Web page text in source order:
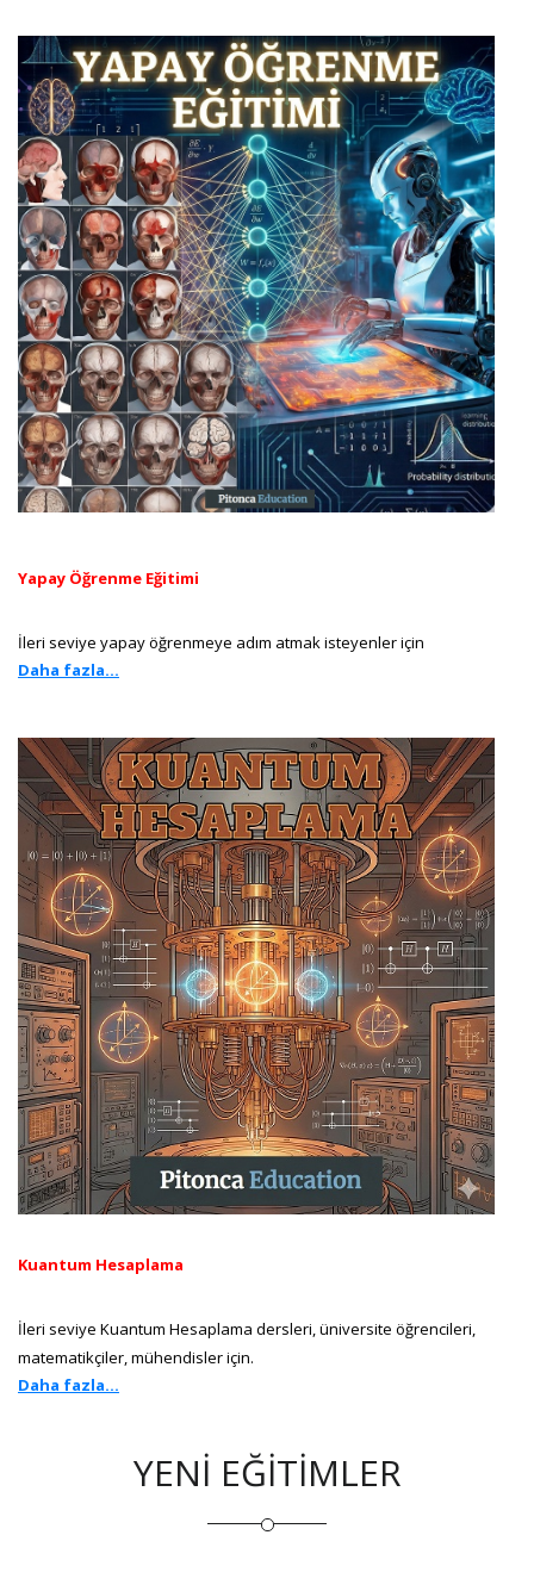
Yapay Öğrenme Eğitimi
İleri seviye yapay öğrenmeye adım atmak isteyenler için
Daha fazla...
Kuantum Hesaplama
İleri seviye Kuantum Hesaplama dersleri, üniversite öğrencileri,
matematikçiler, mühendisler için.
Daha fazla...
YENİ EĞİTİMLER